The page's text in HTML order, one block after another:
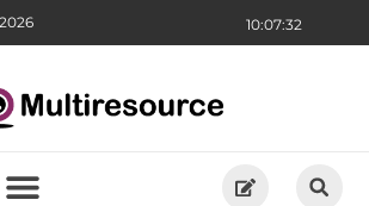
10:07:34